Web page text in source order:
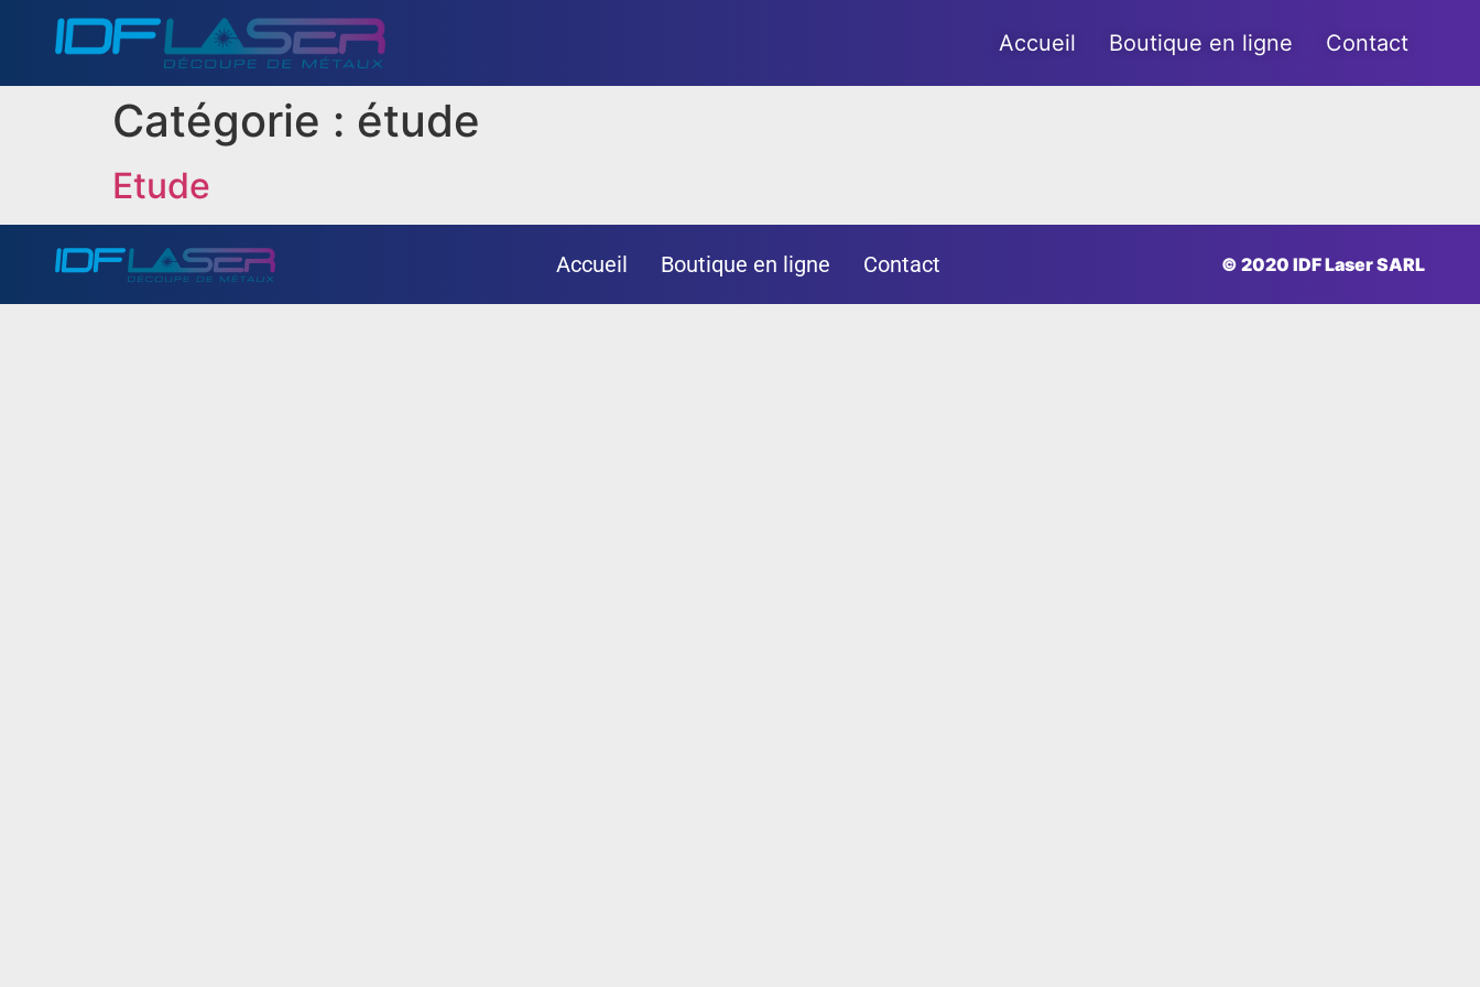
Accueil Boutique en ligne Contact
Catégorie : étude
Etude
Accueil Boutique en ligne Contact © 2020 IDF Laser SARL